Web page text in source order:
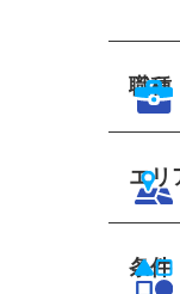
職種
エリ
条件